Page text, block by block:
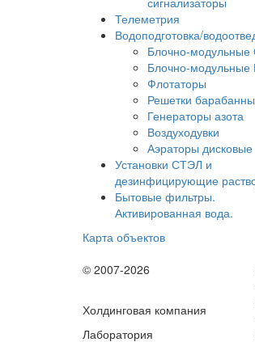
Телеметрия
Водоподготовка/
Блочно-
Блочно-
Флотаторы
Решетки
Генераторы азота
Воздуходувки
Аэраторы дисковые
Установки СТЭЛ и
дезинфицирующие
Бытовые фильтры.
Активированная вода.
Карта объектов
© 2007-2026
Холдинговая компания
Лаборатория